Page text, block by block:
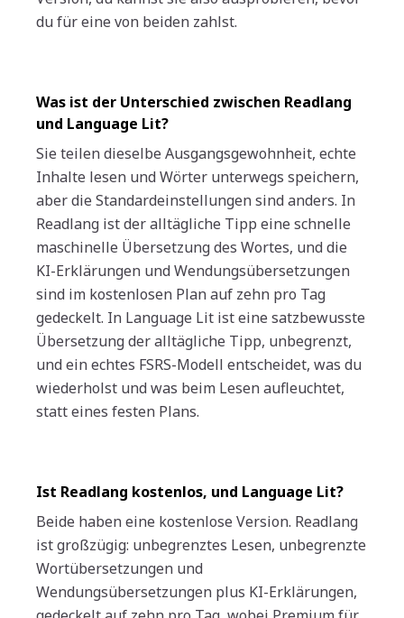
du für eine von beiden zahlst.
Was ist der Unterschied zwischen Readlang
und Language Lit?
Sie teilen dieselbe Ausgangsgewohnheit, echte
Inhalte lesen und Wörter unterwegs speichern,
aber die Standardeinstellungen sind anders. In
Readlang ist der alltägliche Tipp eine schnelle
maschinelle Übersetzung des Wortes, und die
KI-Erklärungen und Wendungsübersetzungen
sind im kostenlosen Plan auf zehn pro Tag
gedeckelt. In Language Lit ist eine satzbewusste
Übersetzung der alltägliche Tipp, unbegrenzt,
und ein echtes FSRS-Modell entscheidet, was du
wiederholst und was beim Lesen aufleuchtet,
statt eines festen Plans.
Ist Readlang kostenlos, und Language Lit?
Beide haben eine kostenlose Version. Readlang
ist großzügig: unbegrenztes Lesen, unbegrenzte
Wortübersetzungen und
Wendungsübersetzungen plus KI-Erklärungen,